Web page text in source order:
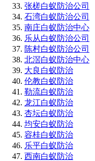
张槎白蚁防治公司
石湾白蚁防治公司
南庄白蚁防治中心
乐从白蚁防治公司
陈村白蚁防治公司
北滘白蚁防治中心
大良白蚁防治
伦教白蚁防治
勒流白蚁防治
龙江白蚁防治
杏坛白蚁防治
均安白蚁防治
容桂白蚁防治
乐平白蚁防治
西南白蚁防治